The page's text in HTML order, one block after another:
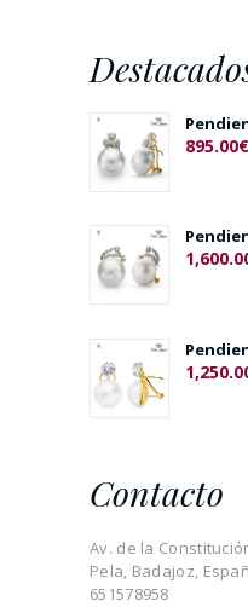
895.00€
Contacto
Av. de la
Pela, Badajoz,
651578958